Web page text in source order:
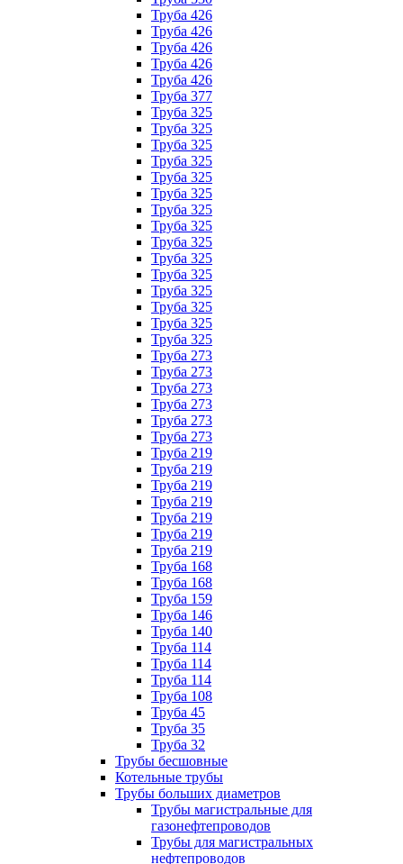
Труба 426
Труба 426
Труба 426
Труба 426
Труба 426
Труба 377
Труба 325
Труба 325
Труба 325
Труба 325
Труба 325
Труба 325
Труба 325
Труба 325
Труба 325
Труба 325
Труба 325
Труба 325
Труба 325
Труба 325
Труба 325
Труба 273
Труба 273
Труба 273
Труба 273
Труба 273
Труба 273
Труба 219
Труба 219
Труба 219
Труба 219
Труба 219
Труба 219
Труба 219
Труба 168
Труба 168
Труба 159
Труба 146
Труба 140
Труба 114
Труба 114
Труба 114
Труба 108
Труба 45
Труба 35
Труба 32
Трубы бесшовные
Котельные трубы
Трубы больших диаметров
Трубы магистральные для
газонефтепроводов
Трубы для магистральных
нефтепроводов